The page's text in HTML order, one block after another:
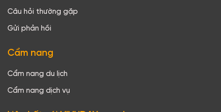
Câu hỏi thường gặp
Gửi phản hồi
Cẩm nang
Cẩm nang du lịch
Cẩm nang dịch vụ